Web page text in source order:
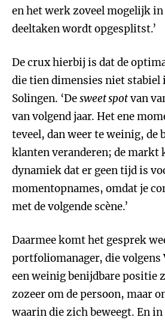
en het werk zoveel mogelijk
deeltaken wordt opgesplitst.’
De crux hierbij is dat de
die tien dimensies niet stabiel
Solingen. ‘Desweet spotvan
van volgend jaar. Het ene
teveel, dan weer te weinig, de
klanten veranderen; de markt
dynamiek dat er geen tijd is
momentopnames, omdat je
met de volgende scène.’
Daarmee komt het gesprek
portfoliomanager, die volgens
een weinig benijdbare positie
zozeer om de persoon, maar
waarin die zich beweegt. En in